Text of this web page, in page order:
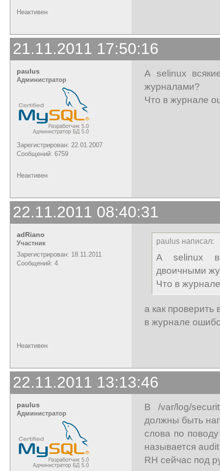
Неактивен
21.11.2011 17:50:16
paulus
Администратор
Зарегистрирован: 22.01.2007
Сообщений: 6759
А selinux
журналами?
Что в журнале
Неактивен
22.11.2011 08:40:31
adRiano
Участник
Зарегистрирован: 18.11.2011
Сообщений: 4
paulus написал:
А selinux
двоичными
Что в
а как
в журнале
Неактивен
22.11.2011 13:13:46
paulus
Администратор
В /var/log/
должны быть
слова по
называется
RH сейчас под